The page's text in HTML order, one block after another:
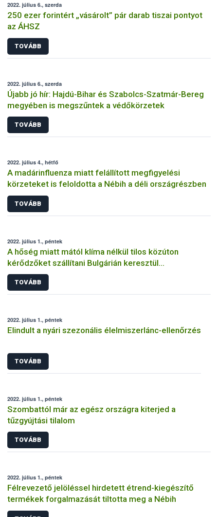
2022. július 6., szerda
250 ezer forintért „vásárolt” pár darab tiszai pontyot
az ÁHSZ
TOVÁBB
2022. július 6., szerda
Újabb jó hír: Hajdú-Bihar és Szabolcs-Szatmár-Bereg
megyében is megszűntek a védőkörzetek
TOVÁBB
2022. július 4., hétfő
A madárinfluenza miatt felállított megfigyelési
körzeteket is feloldotta a Nébih a déli országrészben
TOVÁBB
2022. július 1., péntek
A hőség miatt mától klíma nélkül tilos közúton
kérődzőket szállítani Bulgárián keresztül
Törökországba
TOVÁBB
2022. július 1., péntek
Elindult a nyári szezonális élelmiszerlánc-ellenőrzés
TOVÁBB
2022. július 1., péntek
Szombattól már az egész országra kiterjed a
tűzgyújtási tilalom
TOVÁBB
2022. július 1., péntek
Félrevezető jelöléssel hirdetett étrend-kiegészítő
termékek forgalmazását tiltotta meg a Nébih